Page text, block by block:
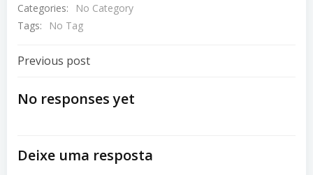
Categories:
No Category
Tags:
No Tag
Navegação
De
Previous post
No responses yet
Deixe uma resposta